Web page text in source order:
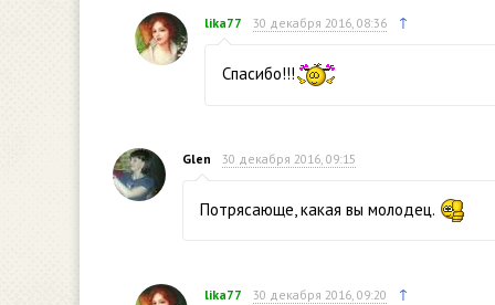
lika77 30 декабря 2016, 08:36 ↑
Спасибо!!!
Glen 30 декабря 2016, 09:15
Потрясающе, какая вы молодец.
lika77 30 декабря 2016, 09:20 ↑